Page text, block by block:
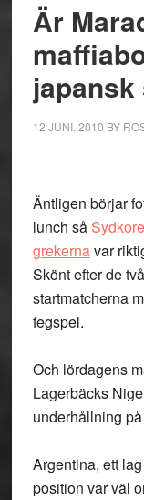
Är
12 JUNI, 2010 BY
Äntligen börjar
lunch så
grekernavar
Skönt efter de
startmatcherna
fegspel.
Och lördagens
Lagerbäcks
underhållning
Argentina, ett
position var väl